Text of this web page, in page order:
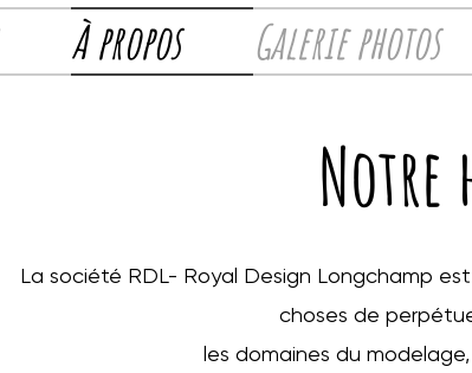
À propos Galerie photos
Notre
La société RDL- Royal Design Longchamp
choses de
les domaines du